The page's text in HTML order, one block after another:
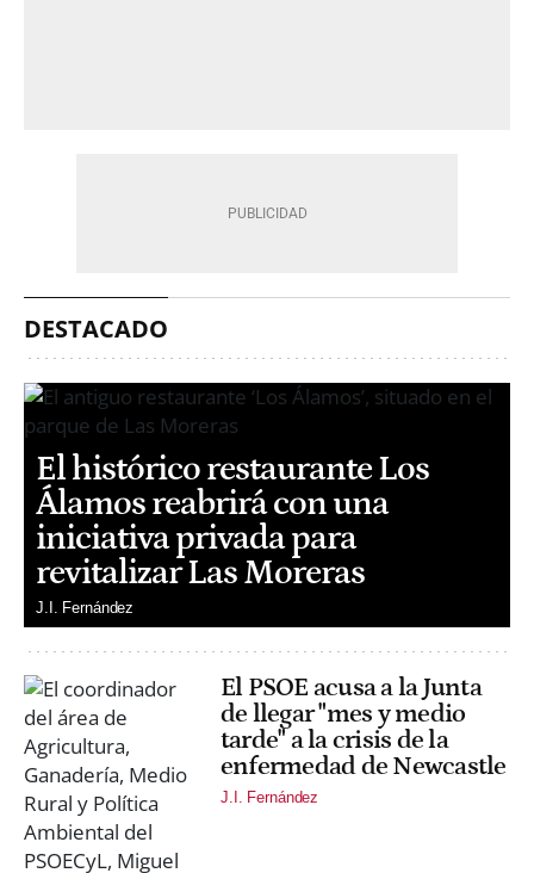
DESTACADO
El histórico restaurante Los
Álamos reabrirá con una
iniciativa privada para
revitalizar Las Moreras
J.I. Fernández
El PSOE acusa a la Junta
de llegar "mes y medio
tarde" a la crisis de la
enfermedad de Newcastle
J.I. Fernández